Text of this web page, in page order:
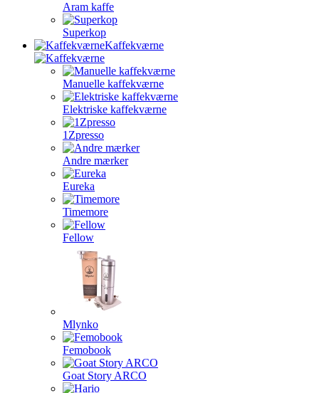
Aram kaffe
Superkop
Kaffekværne
Manuelle kaffekværne
Elektriske kaffekværne
1Zpresso
Andre mærker
Eureka
Timemore
Fellow
Mlynko
Femobook
Goat Story ARCO